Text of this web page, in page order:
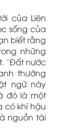
của Liên
sống của
biết rằng
những
'Đất nước
thường
ngữ này
đó là một
có khí hậu
nguồn tài